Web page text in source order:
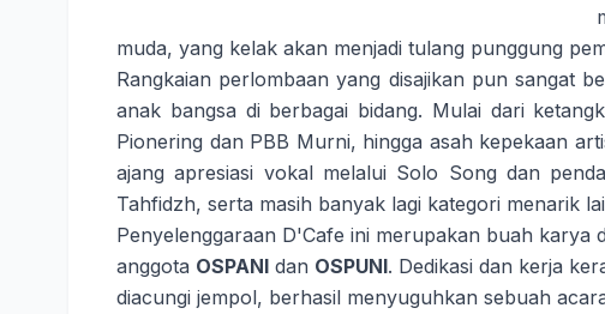
muda, yang kelak akan menjadi tulang punggung
Rangkaian perlombaan yang disajikan pun sangat
anak bangsa di berbagai bidang. Mulai dari
Pionering dan PBB Murni, hingga asah kepekaan
ajang apresiasi vokal melalui Solo Song dan
Tahfidzh, serta masih banyak lagi kategori menarik
Penyelenggaraan D'Cafe ini merupakan buah karya
anggota OSPANI dan OSPUNI. Dedikasi dan kerja
diacungi jempol, berhasil menyuguhkan sebuah